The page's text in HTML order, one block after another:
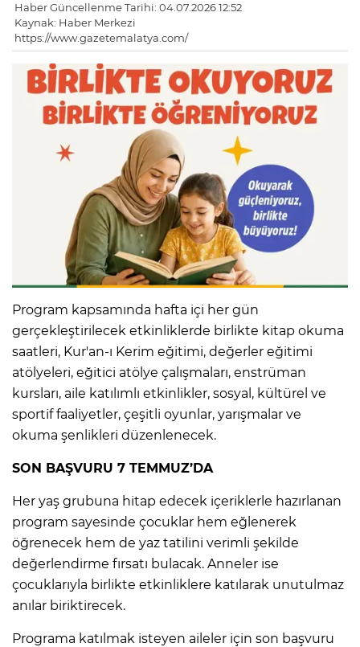
Haber Güncellenme Tarihi: 04.07.2026 12:52
Kaynak: Haber Merkezi
https://www.gazetemalatya.com/
Program kapsamında hafta içi her gün
gerçekleştirilecek etkinliklerde birlikte kitap okuma
saatleri, Kur'an-ı Kerim eğitimi, değerler eğitimi
atölyeleri, eğitici atölye çalışmaları, enstrüman
kursları, aile katılımlı etkinlikler, sosyal, kültürel ve
sportif faaliyetler, çeşitli oyunlar, yarışmalar ve
okuma şenlikleri düzenlenecek.
SON BAŞVURU 7 TEMMUZ’DA
Her yaş grubuna hitap edecek içeriklerle hazırlanan
program sayesinde çocuklar hem eğlenerek
öğrenecek hem de yaz tatilini verimli şekilde
değerlendirme fırsatı bulacak. Anneler ise
çocuklarıyla birlikte etkinliklere katılarak unutulmaz
anılar biriktirecek.
Programa katılmak isteyen aileler için son başvuru